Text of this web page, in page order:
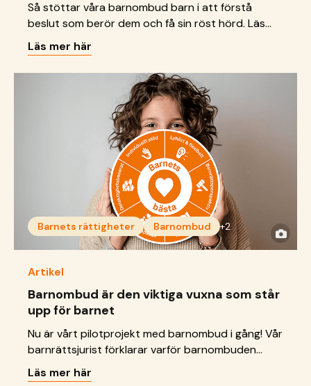
Så stöttar våra barnombud barn i att förstå
beslut som berör dem och få sin röst hörd. Läs
hur många vi nått hittills.
Läs mer här
Barnets rättigheter Barnombud +2
Artikel
Barnombud är den viktiga vuxna som står
upp för barnet
Nu är vårt pilotprojekt med barnombud i gång! Vår
barnrättsjurist förklarar varför barnombuden
behövs, vad vi vill uppnå – och hur arbetet ska
följas upp.
Läs mer här